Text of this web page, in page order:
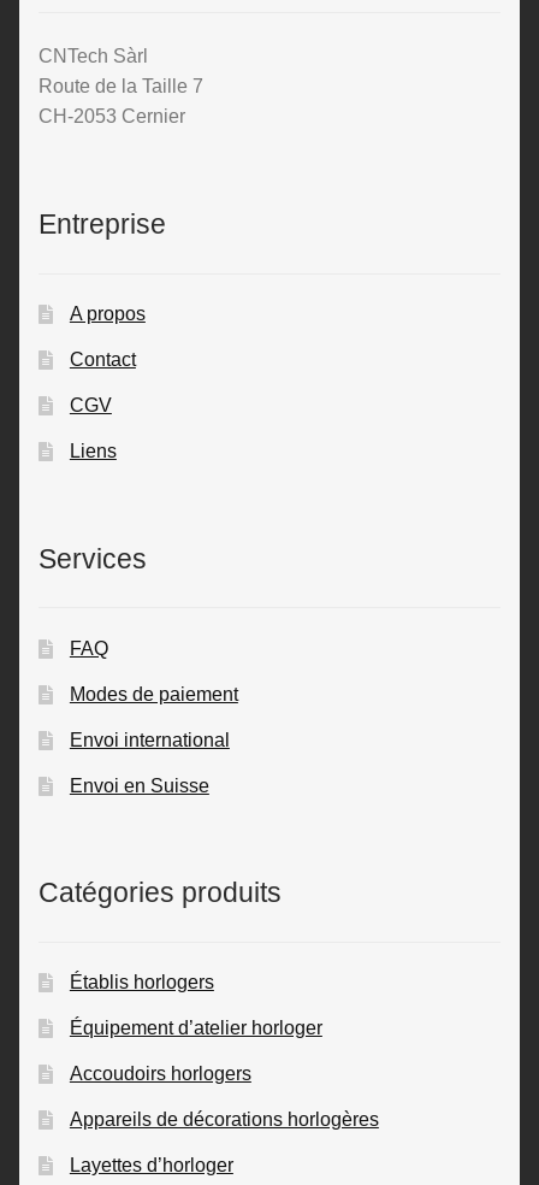
CNTech Sàrl
Route de la Taille 7
CH-2053 Cernier
Entreprise
A propos
Contact
CGV
Liens
Services
FAQ
Modes de paiement
Envoi international
Envoi en Suisse
Catégories produits
Établis horlogers
Équipement d’atelier horloger
Accoudoirs horlogers
Appareils de décorations horlogères
Layettes d’horloger